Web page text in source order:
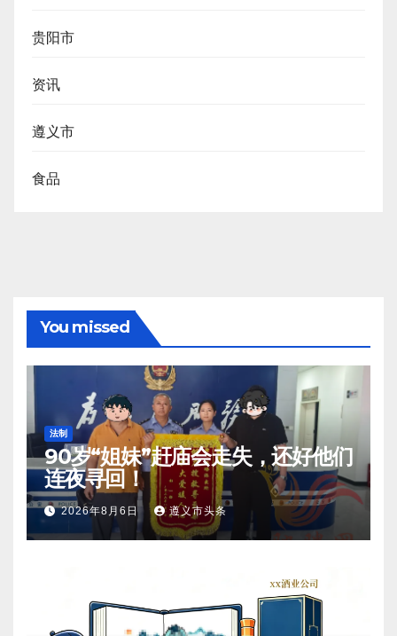
贵阳市
资讯
遵义市
食品
You missed
法制
90岁“姐妹”赶庙会走失，还好他们
连夜寻回！
2026年8月6日 遵义市头条